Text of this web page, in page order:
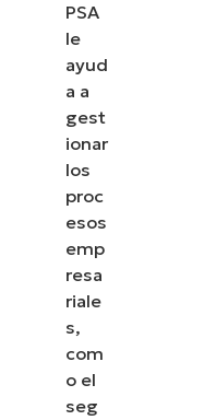
PSA
le
ayud
a a
gest
ionar
los
proc
esos
emp
resa
riale
s,
com
o el
seg